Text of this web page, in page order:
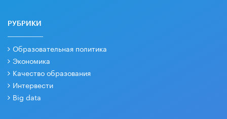
РУБРИКИ
Образовательная политика
Экономика
Качество образования
Интервести
Big data